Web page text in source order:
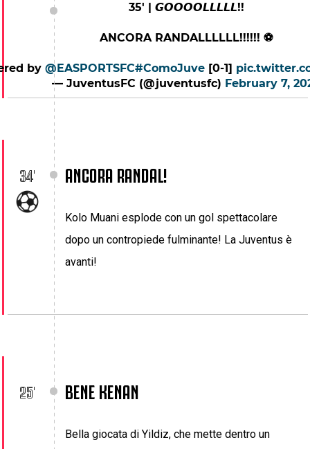
35' | 𝙂𝙊𝙊𝙊𝙊𝙇𝙇𝙇𝙇𝙇!!
ANCORA RANDALLLLLL!!!!!! ⚽️
by @EASPORTSFC#ComoJuve[0-1]
— JuventusFC (@juventusfc) February 7,
34' ANCORA RANDAL!
Kolo Muani esplode con un gol spettacolare
dopo un contropiede fulminante! La Juventus è
avanti!
25' BENE KENAN
Bella giocata di Yildiz, che mette dentro un